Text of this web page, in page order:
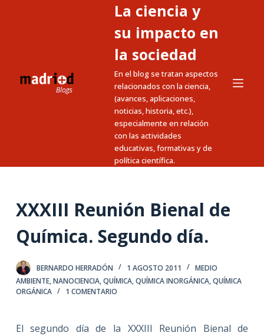
n
n
La ciencia y
su impacto en
la sociedad
En el blog se tratan aspectos
relacionados con la ciencia,
(avances, aplicaciones,
noticias, historia, etc.),
especialmente en relación
con las actividades
educativas, formativas y de
política científica.
XXXIII Reunión Bienal de
Química. Segundo día.
BERNARDO HERRADÓN 1 AGOSTO 2011
MEDIO
AMBIENTE,NANOCIENCIA,QUÍMICA,QUÍMICA INORGÁNICA,QUÍMICA
ORGÁNICA
1 COMENTARIO
El segundo día de la XXXIII Reunión Bienal de